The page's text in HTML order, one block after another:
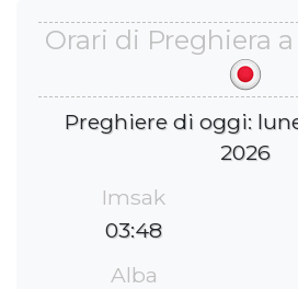
Orari di Preghiera
Preghiere di oggi:
2026
Imsak
03:48
Alba